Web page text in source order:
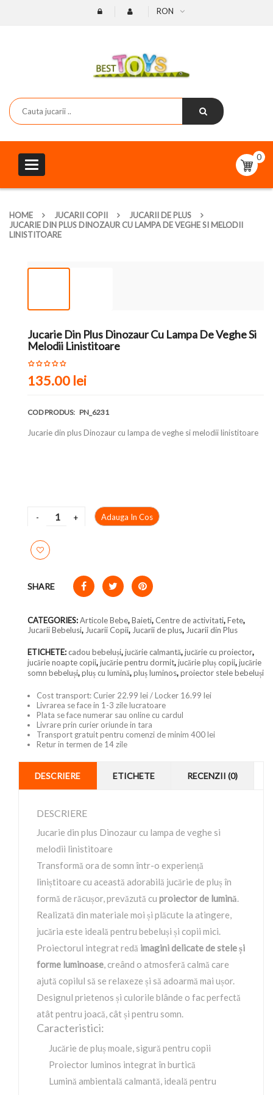
RON
Toggle
navigation
0
HOME JUCARII COPII
JUCARII DE PLUS
JUCARIE DIN PLUS DINOZAUR CU LAMPA DE VEGHE SI MELODII
LINISTITOARE
Jucarie Din Plus Dinozaur Cu Lampa De Veghe Si
Melodii Linistitoare
135.00 lei
COD PRODUS: PN_6231
Jucarie din plus Dinozaur cu lampa de veghe si melodii linistitoare
Adauga In Cos
SHARE
CATEGORIES:Articole Bebe,Baieti,Centre de activitati,Fete,
Jucarii Bebelusi, Jucarii Copii, Jucarii de plus, Jucarii din Plus
ETICHETE:cadou bebeluși,jucărie calmantă,jucărie cu proiector,
jucărie noapte copii,jucărie pentru dormit,jucărie pluș copii,jucărie
somn bebeluși,pluș cu lumină,pluș luminos,proiector stele bebeluși
Cost transport: Curier 22.99 lei / Locker 16.99 lei
Livrarea se face in 1-3 zile lucratoare
Plata se face numerar sau online cu cardul
Livrare prin curier oriunde in tara
Transport gratuit pentru comenzi de minim 400 lei
Retur in termen de 14 zile
DESCRIERE ETICHETE RECENZII (0)
DESCRIERE
Jucarie din plus Dinozaur cu lampa de veghe si
melodii linistitoare
Transformă ora de somn într-o experiență
liniștitoare cu această adorabilă jucărie de pluș în
formă de răcușor, prevăzută cu proiector de lumină.
Realizată din materiale moi și plăcute la atingere,
jucăria este ideală pentru bebeluși și copii mici.
Proiectorul integrat redă imagini delicate de stele și
forme luminoase, creând o atmosferă calmă care
ajută copilul să se relaxeze și să adoarmă mai ușor.
Designul prietenos și culorile blânde o fac perfectă
atât pentru joacă, cât și pentru somn.
Caracteristici:
Jucărie de pluș moale, sigură pentru copii
Proiector luminos integrat în burtică
Lumină ambientală calmantă, ideală pentru